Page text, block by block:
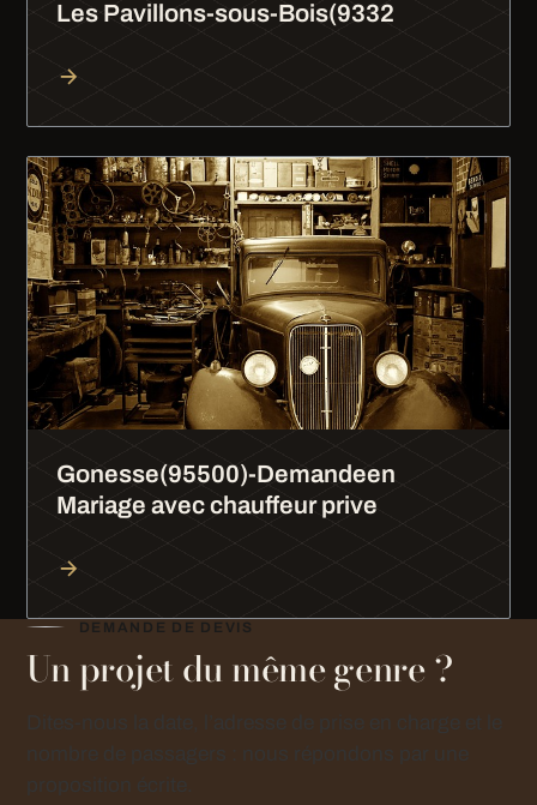
Les Pavillons-sous-Bois(9332
Gonesse(95500)-Demandeen
Mariage avec chauffeur prive
DEMANDE DE DEVIS
Un projet du même genre ?